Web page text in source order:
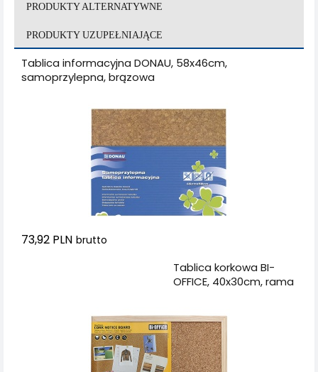
PRODUKTY ALTERNATYWNE
PRODUKTY UZUPEŁNIAJĄCE
Tablica informacyjna DONAU, 58x46cm,
samoprzylepna, brązowa
73,92 PLN brutto
Tablica korkowa BI-
OFFICE, 40x30cm, rama